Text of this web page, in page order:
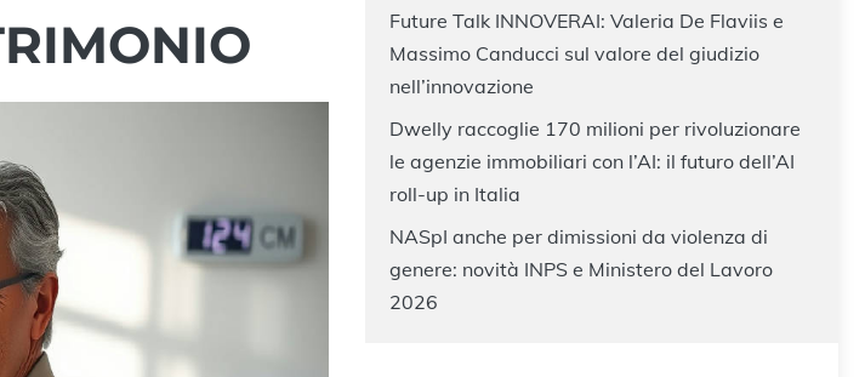
Future Talk INNOVERAI: Valeria De Flaviis e
Massimo Canducci sul valore del giudizio
nell’innovazione
Dwelly raccoglie 170 milioni per rivoluzionare
le agenzie immobiliari con l’AI: il futuro dell’AI
roll-up in Italia
NASpI anche per dimissioni da violenza di
genere: novità INPS e Ministero del Lavoro
2026